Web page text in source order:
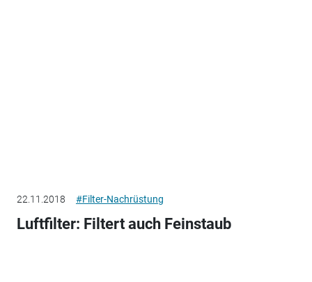
22.11.2018 #Filter-Nachrüstung
Luftfilter: Filtert auch Feinstaub